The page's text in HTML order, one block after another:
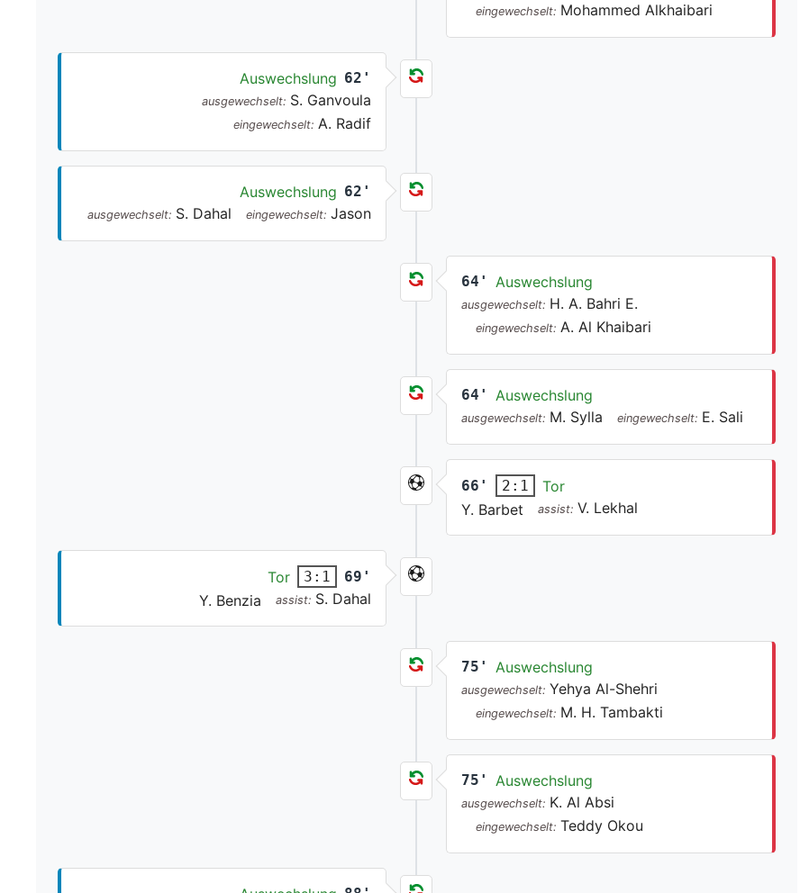
eingewechselt: Mohammed Alkhaibari
Auswechslung 62'
ausgewechselt: S. Ganvoula
eingewechselt: A. Radif
Auswechslung 62'
ausgewechselt: S. Dahal eingewechselt: Jason
64' Auswechslung
ausgewechselt: H. A. Bahri E.
eingewechselt: A. Al Khaibari
64' Auswechslung
ausgewechselt: M. Sylla eingewechselt: E. Sali
66' 2:1
Tor
Y. Barbet
assist: V. Lekhal
Tor 3:1 69'
Y. Benzia assist: S. Dahal
75' Auswechslung
ausgewechselt: Yehya Al-Shehri
eingewechselt: M. H. Tambakti
75' Auswechslung
ausgewechselt: K. Al Absi
eingewechselt: Teddy Okou